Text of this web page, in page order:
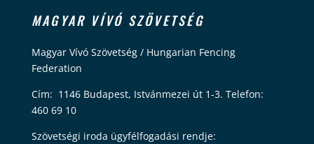
MAGYAR VÍVÓ SZÖVETSÉG
Magyar Vívó Szövetség / Hungarian Fencing
Federation
Cím: 1146 Budapest, Istvánmezei út 1-3. Telefon:
460 69 10
Szövetségi iroda ügyfélfogadási rendje: